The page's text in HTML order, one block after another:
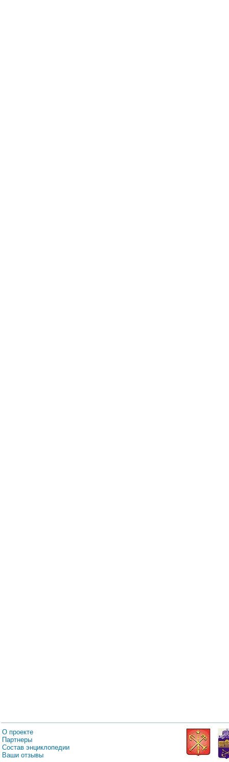
О проекте
Партнеры
Состав энциклопедии
Ваши отзывы